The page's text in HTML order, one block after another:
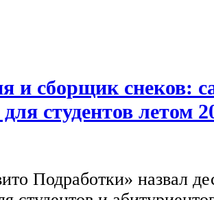
и сборщик снеков:
студентов летом
Подработки» назвал